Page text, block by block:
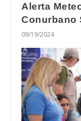
Alerta
Conurbano
09/19/2024